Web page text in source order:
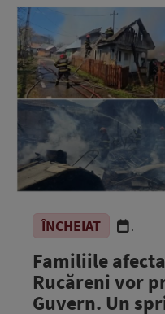
ÎNCHEIAT .
Familiile
Rucăreni vor
Guvern. Un
CONCURSURI
PODCAST
ASCULTĂ
LIVE